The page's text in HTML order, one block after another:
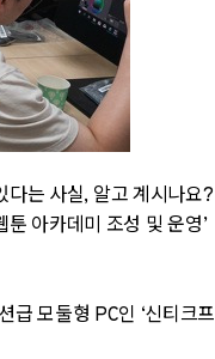
다는 사실, 알고 계시나요?
툰 아카데미 조성 및 운영’
급 모둘형 PC인 ‘신티크프